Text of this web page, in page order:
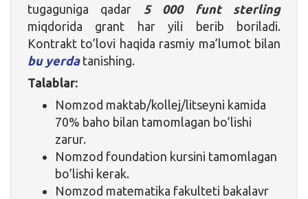
tugaguniga qadar 5 000 funt sterling
miqdorida grant har yili berib boriladi.
Kontrakt to’lovi haqida rasmiy ma’lumot bilan
bu yerdatanishing.
Talablar:
Nomzod maktab/kollej/litseyni kamida
70% baho bilan tamomlagan bo’lishi
zarur.
Nomzod foundation kursini tamomlagan
bo’lishi kerak.
Nomzod matematika fakulteti bakalavr